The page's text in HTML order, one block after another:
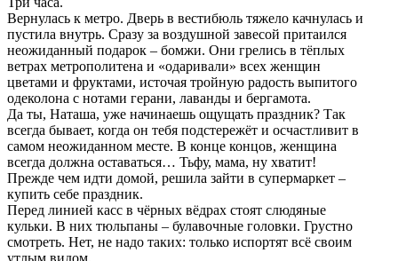
Вернулась к метро. Дверь в вестибюль тяжело качнулась и
пустила внутрь. Сразу за воздушной завесой притаился
неожиданный подарок – бомжи. Они грелись в тёплых
ветрах метрополитена и «одаривали» всех женщин
цветами и фруктами, источая тройную радость выпитого
одеколона с нотами герани, лаванды и бергамота.
Да ты, Наташа, уже начинаешь ощущать праздник? Так
всегда бывает, когда он тебя подстережёт и осчастливит в
самом неожиданном месте. В конце концов, женщина
всегда должна оставаться… Тьфу, мама, ну хватит!
Прежде чем идти домой, решила зайти в супермаркет –
купить себе праздник.
Перед линией касс в чёрных вёдрах стоят слюдяные
кульки. В них тюльпаны – булавочные головки. Грустно
смотреть. Нет, не надо таких: только испортят всё своим
утлым видом.